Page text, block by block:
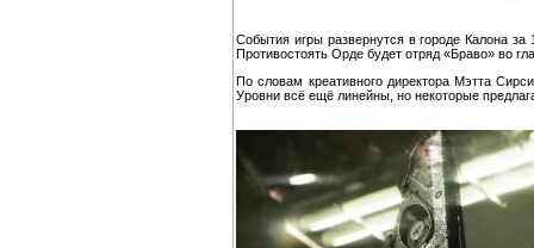
События игры развернутся в городе Калона
Противостоять Орде будет отряд «Браво» во
По словам креативного директора Мэтта
Уровни всё ещё линейны, но некоторые